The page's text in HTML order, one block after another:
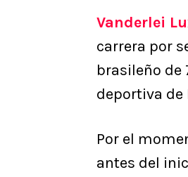
Vanderlei
carrera por
brasileño de
deportiva de
Por el
antes del